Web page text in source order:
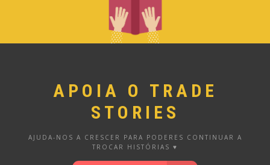
APOIA O TRADE
STORIES
AJUDA-NOS A CRESCER PARA PODERES CONTINUAR A
TROCAR HISTÓRIAS ♥